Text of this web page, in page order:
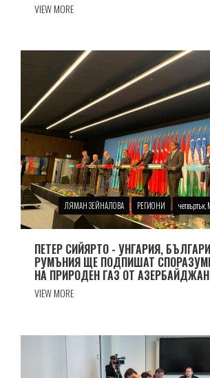
VIEW MORE
ЛЯМАН ЗЕЙНАЛОВА РЕГИОНИ
ПЕТЕР СИЙЯРТО - УНГАРИЯ,
РУМЪНИЯ ЩЕ ПОДПИШАТ
НА ПРИРОДЕН ГАЗ ОТ АЗЕРБАЙДЖАН
VIEW MORE